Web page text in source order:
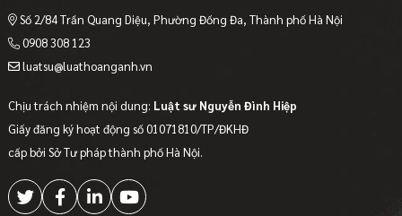
Số 2/84 Trần Quang Diệu, Phường Đống Đa, Thành phố Hà Nội
0908 308 123
luatsu@luathoanganh.vn
Chịu trách nhiệm nội dung: Luật sư Nguyễn Đình Hiệp
Giấy đăng ký hoạt động số 01071810/TP/ĐKHĐ
cấp bởi Sở Tư pháp thành phố Hà Nội.